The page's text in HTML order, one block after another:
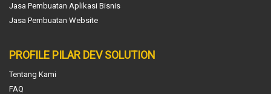
Jasa Pembuatan Aplikasi Bisnis
Jasa Pembuatan Website
PROFILE PILAR DEV SOLUTION
Tentang Kami
FAQ